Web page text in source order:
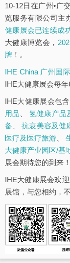
10-12日在广州•广
览服务有限公司主
健康展会已连续成
大健康博览会，
牌 ！。
IHE China 广州国
IHE大健康展会每年
IHE大健康展会包含
用品
氢健康产品
备 、抗衰美容及健
医疗及医疗旅游
大健康产业园区/基
展会期待您的到来！
IHE大健康展会欢
展馆，与您相约，